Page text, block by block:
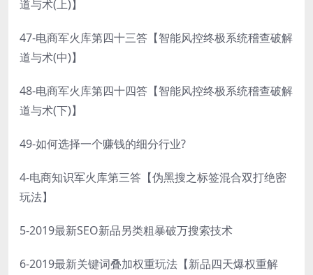
道与术(上)】
47-电商军火库第四十三答【智能风控终极系统稽查破解
道与术(中)】
48-电商军火库第四十四答【智能风控终极系统稽查破解
道与术(下)】
49-如何选择一个赚钱的细分行业?
4-电商知识军火库第三答【伪黑搜之标签混合双打绝密
玩法】
5-2019最新SEO新品另类粗暴破万搜索技术
6-2019最新关键词叠加权重玩法【新品四天爆权重解